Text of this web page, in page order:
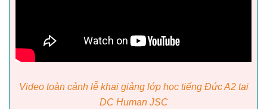
Video toàn cảnh lễ khai giảng lớp học tiếng Đức A2 tại
DC Human JSC